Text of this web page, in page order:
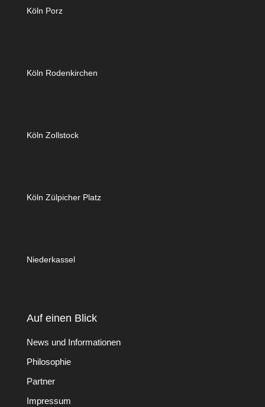
Köln Porz
Köln Rodenkirchen
Köln Zollstock
Köln Zülpicher Platz
Niederkassel
Auf einen Blick
News und Informationen
Philosophie
Partner
Impressum